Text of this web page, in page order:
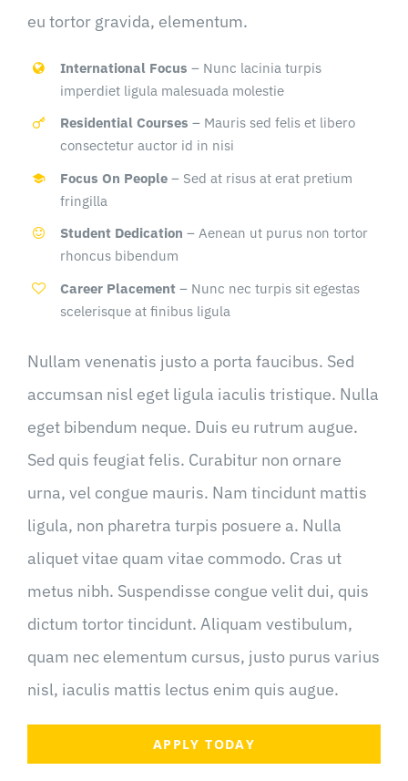
eu tortor gravida, elementum.
International Focus – Nunc lacinia turpis
imperdiet ligula malesuada molestie
Residential Courses – Mauris sed felis et libero
consectetur auctor id in nisi
Focus On People – Sed at risus at erat pretium
fringilla
Student Dedication – Aenean ut purus non tortor
rhoncus bibendum
Career Placement – Nunc nec turpis sit egestas
scelerisque at finibus ligula
Nullam venenatis justo a porta faucibus. Sed
accumsan nisl eget ligula iaculis tristique. Nulla
eget bibendum neque. Duis eu rutrum augue.
Sed quis feugiat felis. Curabitur non ornare
urna, vel congue mauris. Nam tincidunt mattis
ligula, non pharetra turpis posuere a. Nulla
aliquet vitae quam vitae commodo. Cras ut
metus nibh. Suspendisse congue velit dui, quis
dictum tortor tincidunt. Aliquam vestibulum,
quam nec elementum cursus, justo purus varius
nisl, iaculis mattis lectus enim quis augue.
APPLY TODAY